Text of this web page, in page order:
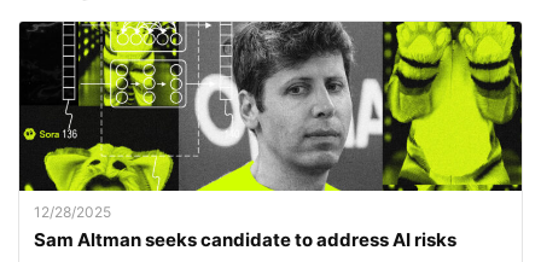
12/28/2025
Sam Altman seeks candidate to address AI risks